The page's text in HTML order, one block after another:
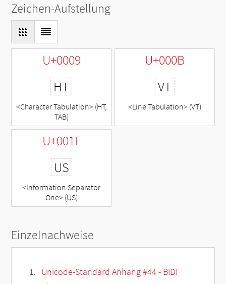
Zeichen-Aufstellung
U+0009
HT
<Character Tabulation> (HT,
TAB)
U+000B
VT
<Line Tabulation> (VT)
U+001F
US
<Information Separator
One> (US)
Einzelnachweise
Unicode-Standard Anhang #44 - BIDI